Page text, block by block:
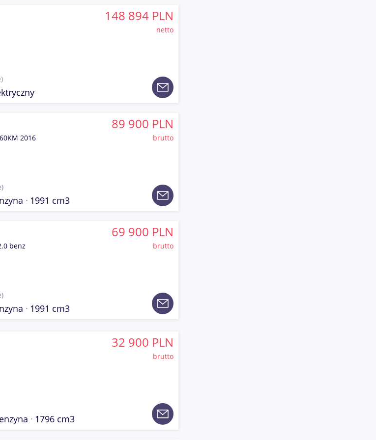
148 894 PLN
netto
2016
89 900 PLN
brutto
1991 cm3
benz
69 900 PLN
brutto
1991 cm3
32 900 PLN
brutto
1796 cm3